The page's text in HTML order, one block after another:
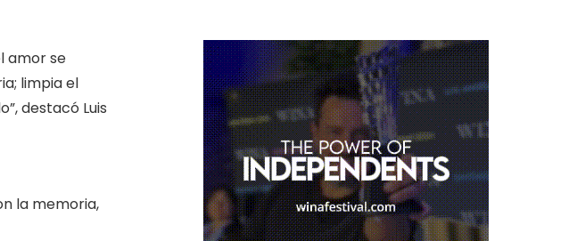
amor se
limpia el
destacó Luis
la memoria,